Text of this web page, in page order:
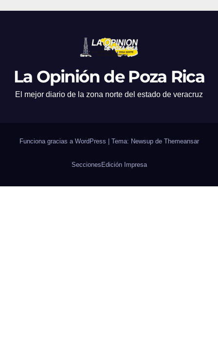
La Opinión de Poza Rica
El mejor diario de la zona norte del estado de veracruz
Funciona gracias a WordPress | Tema: Newsup de Themeansar
Secciones Edición Impresa